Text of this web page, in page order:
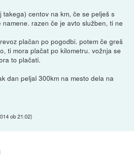
centov na km, če se pelješ s
razen če je avto služben, ti ne
plačan po pogodbi. potem če greš
ti mora plačat po kilometru. vožnja se
to plačati.
dan peljal 300km na mesto dela na
ob 21:02)